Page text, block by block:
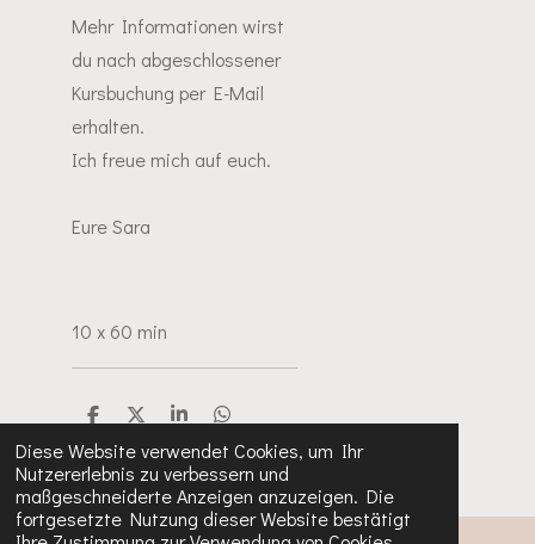
Diese Website verwendet Cookies, um Ihr
Nutzererlebnis zu verbessern und
maßgeschneiderte Anzeigen anzuzeigen. Die
fortgesetzte Nutzung dieser Website bestätigt
Mehr Informationen wirst
du nach abgeschlossener
Kursbuchung per E-Mail
erhalten.
Ich freue mich auf euch.
Eure Sara
10 x 60 min
T
e
i
l
e
n
T
i
e
n
T
i
l
e
n
T
i
l
e
n